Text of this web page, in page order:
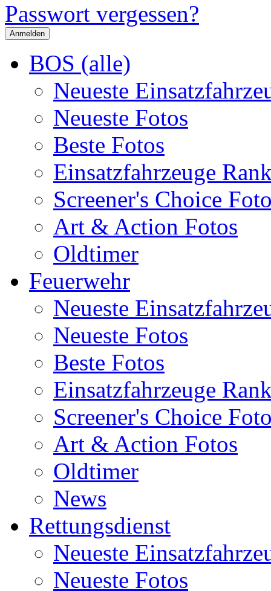
Passwort vergessen?
BOS (alle)
Neueste
Neueste Fotos
Beste Fotos
Einsatzfahrzeuge
Screener's Choice
Art & Action Fotos
Oldtimer
Feuerwehr
Neueste
Neueste Fotos
Beste Fotos
Einsatzfahrzeuge
Screener's Choice
Art & Action Fotos
Oldtimer
News
Rettungsdienst
Neueste
Neueste Fotos